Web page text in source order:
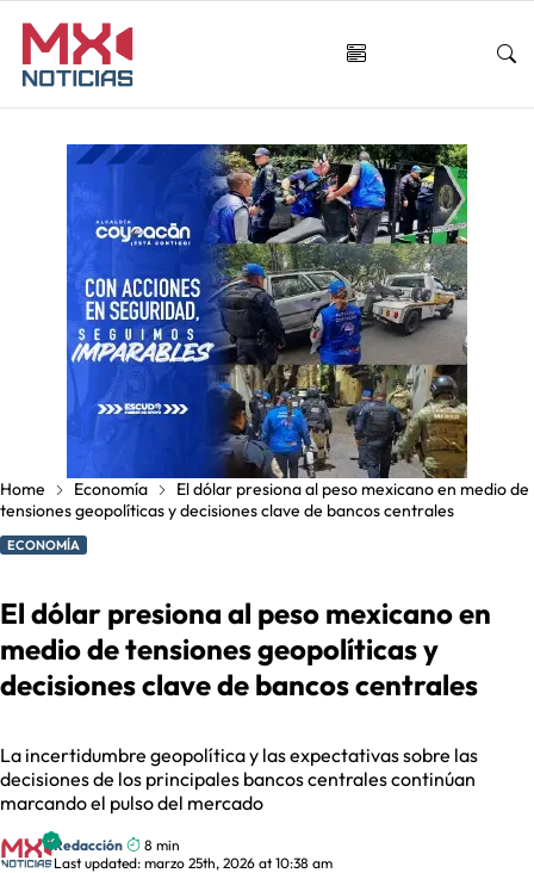
Home Economía
El dólar presiona al peso mexicano en medio de
tensiones geopolíticas y decisiones clave de bancos centrales
ECONOMÍA
El dólar presiona al peso mexicano en
medio de tensiones geopolíticas y
decisiones clave de bancos centrales
La incertidumbre geopolítica y las expectativas sobre las
decisiones de los principales bancos centrales continúan
marcando el pulso del mercado
Redacción
8 min
Last updated: marzo 25th, 2026 at 10:38 am